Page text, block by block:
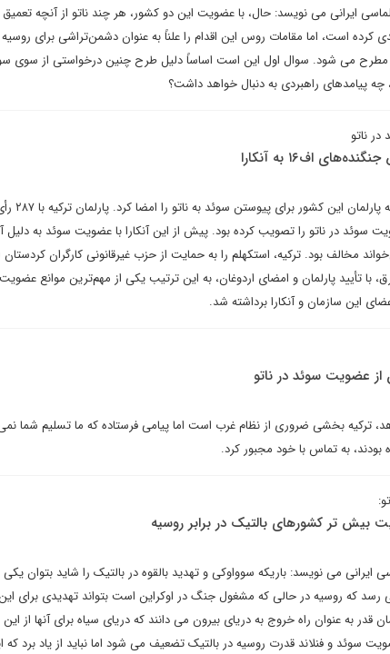
ایرانی می نویسد: حال، با عضویت این دو کشور، هر چند ناتو از آنچه
کرده است، اما مقامات روس این اقدام را علناً به عنوان دشمن‌تراشی برای روسیه
مطرح می شود. سوال اول این است اساساً دلیل طرح چنین درخواستی از سوی
چه پیامدهای راهبردی به دنبال خواهد داشت؟
ناتو
اف۱۶ به آنکارا
رئیس‌جمهوری
عضویت سوئد در ناتو را تصویب کرده بود. پیش از این آنکارا با عضویت سوئد به دلیل
مخالف بود. ترکیه، استکهلم را به حمایت از حزب غیرقانونی کارگران
تأیید پارلمان و امضای اردوغان، به این ترتیب یکی از مهم‌ترین موانع
از عضویت سوئد در ناتو
ترکیه بخشی ضروری از نظام غرب است اما پیامی فرستاده که ما تسلیم شما
بودند، به تماس با خود مجبور کرد.
بیش تر کشورهای بالتیک در برابر روسیه
ایرانی می نویسد: باریکه سوواوکی و تهدید بالقوه در بالتیک را شاید بتوان یکی
رسد که روسیه در حالی که مشغول جنگ در اوکراین است بتواند تهدیدی برای
قدر به عنوان راه خروج به دریای بیرون می دانند که دریای سیاه برای آنها از این
و فنلاند قدرت روسیه در بالتیک تضعیف می شود اما نباید از یاد برد که